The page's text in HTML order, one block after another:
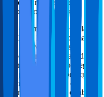
mejoran y eso
de los anuncios.
que más influye en la
Costa Blanca la demanda
festivos, eventos y
forma inteligente ayuda a
Trabajamos con reglas
promociones por largas
El objetivo es
generar resultados estables a